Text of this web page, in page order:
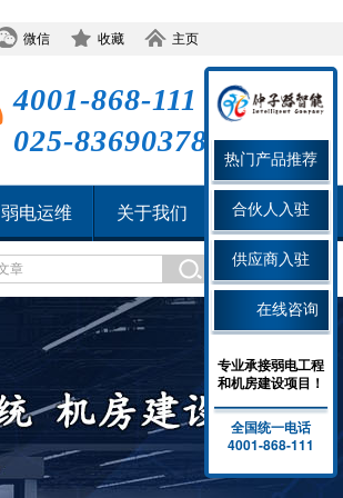
微信 收藏 主页
4001-868-111
025-83690378
弱电运维 关于我们
热门产品推荐
合伙人入驻
供应商入驻
在线咨询
专业承接弱电工程
和机房建设项目！
全国统一电话
4001-868-111